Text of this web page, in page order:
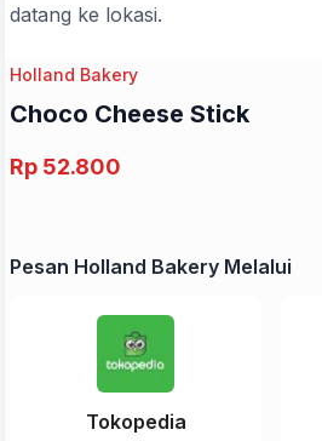
datang ke lokasi.
Holland Bakery
Choco Cheese Stick
Rp 52.800
Pesan Holland Bakery Melalui
Tokopedia